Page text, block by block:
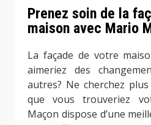
Prenez soin de la
maison avec Mario
La façade de votre
aimeriez des
autres? Ne cherchez
que vous trouveriez
Maçon dispose d’une